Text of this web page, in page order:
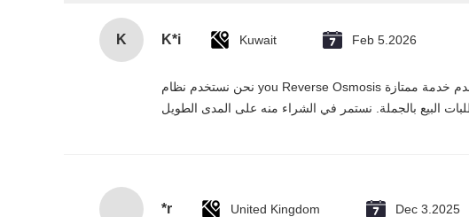
K K*i Kuwait Feb 5.2026
نحن نستخدم نظام you Reverse Osmosis هذا في مشاريعنا السكنية والتجارية في الإمارات، وقد تجاوز توقعاتنا. التنقية بخمس مرات فعالة، التركيب سهل، والمورد يقدم خدمة ممتازة
*r United Kingdom Dec 3.2025